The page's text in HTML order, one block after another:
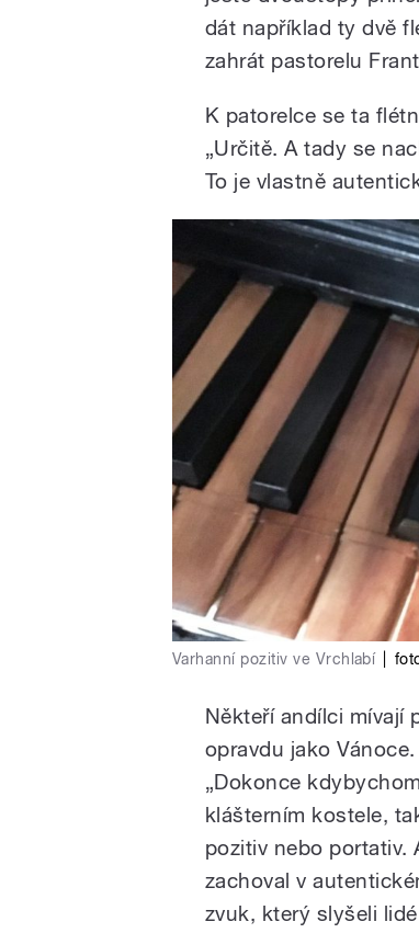
dát například ty dvě
zahrát pastorelu
K patorelce se ta
„Určitě. A tady se
To je vlastně
Varhanní pozitiv ve Vrchlabí
Někteří andílci mívají
opravdu jako Vánoce.
„Dokonce
klášterním kostele,
pozitiv nebo portativ.
zachoval v
zvuk, který slyšeli